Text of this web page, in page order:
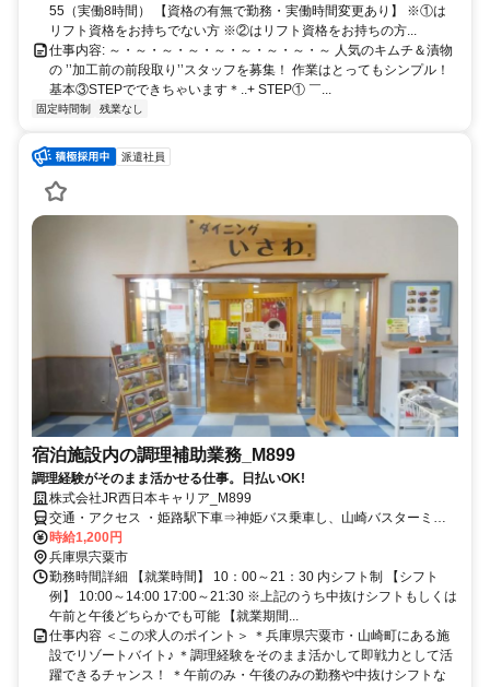
55（実働8時間） 【資格の有無で勤務・実働時間変更あり】 ※①は
リフト資格をお持ちでない方 ※②はリフト資格をお持ちの方...
仕事内容: ～・～・～・～・～・～・～・～・～ 人気のキムチ＆漬物
の ’’加工前の前段取り’’スタッフを募集！ 作業はとってもシンプル！
基本③STEPでできちゃいます＊..+ STEP① ￣...
固定時間制 残業なし
派遣社員
宿泊施設内の調理補助業務_M899
調理経験がそのまま活かせる仕事。日払いOK!
株式会社JR西日本キャリア_M899
交通・アクセス ・姫路駅下車⇒神姫バス乗車し、山崎バスターミナ
ル下車。(所要時間約１時間)
時給1,200円
兵庫県宍粟市
勤務時間詳細 【就業時間】 10：00～21：30 内シフト制 【シフト
例】 10:00～14:00 17:00～21:30 ※上記のうち中抜けシフトもしくは
午前と午後どちらかでも可能 【就業期間...
仕事内容 ＜この求人のポイント＞ ＊兵庫県宍粟市・山崎町にある施
設でリゾートバイト♪ ＊調理経験をそのまま活かして即戦力として活
躍できるチャンス！ ＊午前のみ・午後のみの勤務や中抜けシフトな